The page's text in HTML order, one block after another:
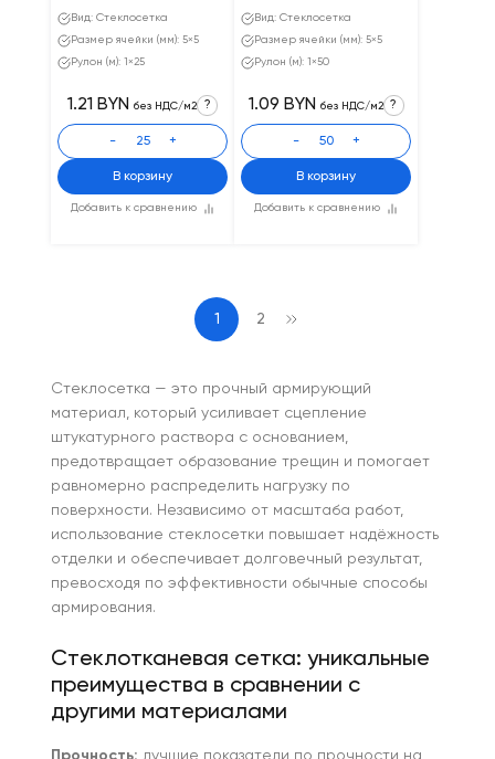
Вид: Стеклосетка
Размер ячейки (мм): 5×5
Рулон (м): 1×25
Добавить к сравнению
1.21 BYN без НДС/м2 ?
- +
В корзину
Вид: Стеклосетка
Размер ячейки (мм): 5×5
Рулон (м): 1×50
Добавить к сравнению
1.09 BYN без НДС/м2 ?
- +
В корзину
1 2
Стеклосетка — это прочный армирующий
материал, который усиливает сцепление
штукатурного раствора с основанием,
предотвращает образование трещин и помогает
равномерно распределить нагрузку по
поверхности. Независимо от масштаба работ,
использование стеклосетки повышает надёжность
отделки и обеспечивает долговечный результат,
превосходя по эффективности обычные способы
армирования.
Стеклотканевая сетка: уникальные
преимущества в сравнении с
другими материалами
Прочность: лучшие показатели по прочности на